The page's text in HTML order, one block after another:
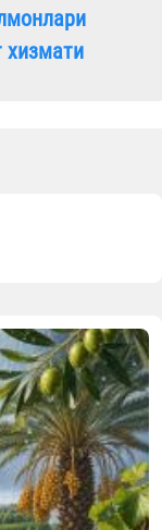
хизмати